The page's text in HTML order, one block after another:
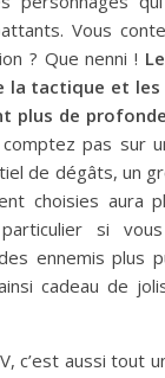
Vous
? Que nenni !
la tactique et les
plus de
pas sur
de dégâts, un
choisies aura
si
ennemis plus
cadeau de
c’est aussi tout